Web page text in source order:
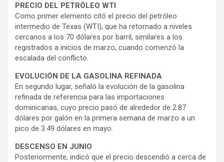
PRECIO DEL PETRÓLEO WTI
Como primer elemento citó el precio del petróleo
intermedio de Texas (WTI), que ha retornado a niveles
cercanos a los 70 dólares por barril, similares a los
registrados a inicios de marzo, cuando comenzó la
escalada del conflicto.
EVOLUCIÓN DE LA GASOLINA REFINADA
En segundo lugar, señaló la evolución de la gasolina
refinada de referencia para las importaciones
dominicanas, cuyo precio pasó de alrededor de 2.87
dólares por galón en la primera semana de marzo a un
pico de 3.49 dólares en mayo.
DESCENSO EN JUNIO
Posteriormente, indicó que el precio descendió a cerca de